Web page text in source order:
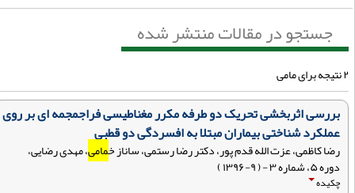
جستجو در مقالات منتشر شده
بررسی اثربخشی تحریک دو طرفه مکرر مغناطیسی فراجمجمه ای بر روی
عملکرد شناختی بیماران مبتلا به افسردگی دو قطبی
رضا کاظمی، عزت الله قدم پور، دکتر رضا رستمی، ساناز خمامی، مهدی رضایی،
دوره ۵، شماره ۳ - ( ۹-۱۳۹۶ )
چکیده